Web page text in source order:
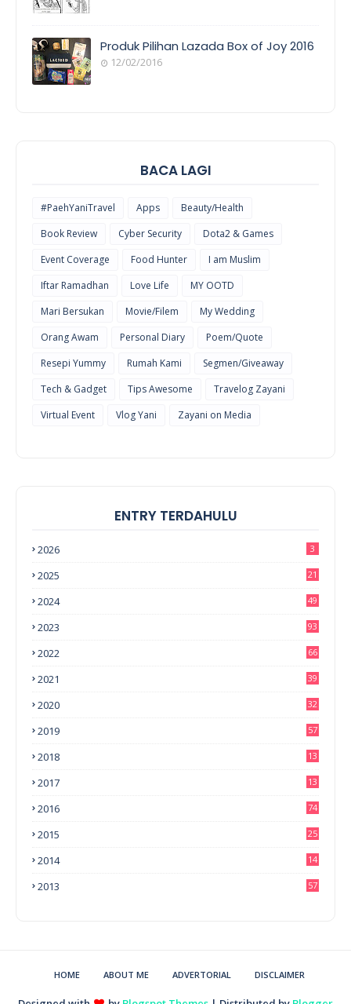
E
Produk Pilihan Lazada Box of Joy 2016
12/02/2016
BACA LAGI
#PaehYaniTravel Apps
Beauty/Health
Book Review
Cyber Security
Dota2 & Games
Event Coverage
Food Hunter
I am Muslim
Iftar Ramadhan
Love Life
MY OOTD
Mari Bersukan
Movie/Filem
My Wedding
Orang Awam
Personal Diary
Poem/Quote
Resepi Yummy
Rumah Kami
Segmen/Giveaway
Tech & Gadget
Tips Awesome
Travelog Zayani
Virtual Event
Vlog Yani Zayani on Media
ENTRY TERDAHULU
2026 3
2025 21
2024 49
2023 93
2022 66
2021 39
2020 32
2019 57
2018
13
2017
13
2016 74
2015 25
2014
14
2013 57
HOME ABOUT ME ADVERTORIAL DISCLAIMER